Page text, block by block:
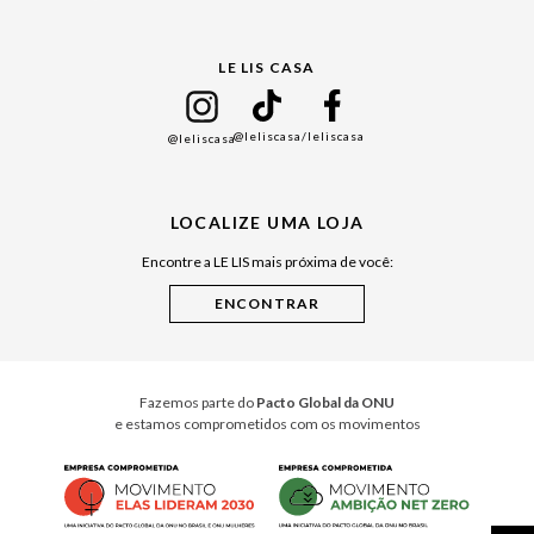
Cuidados Casa
LE LIS CASA
@leliscasa@leliscasa/leliscasa
LOCALIZE UMA LOJA
Encontre a LE LIS mais próxima de você:
Fazemos parte do Pacto Global da ONU
e estamos comprometidos com os movimentos